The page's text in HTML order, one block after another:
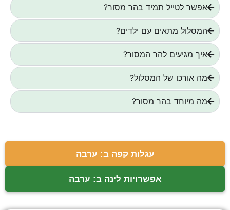
אפשר לטייל תמיד בהר מסור?
המסלול מתאים עם ילדים?
איך מגיעים להר המסור?
מה אורכו של המסלול?
מה מיוחד בהר מסור?
עגלות קפה ב: ערבה
אפשרויות לינה ב: ערבה